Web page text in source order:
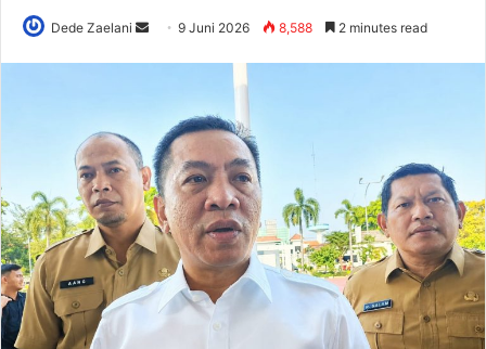
Dede Zaelani
Send9 Juni 2026 8,588 2 minutes read